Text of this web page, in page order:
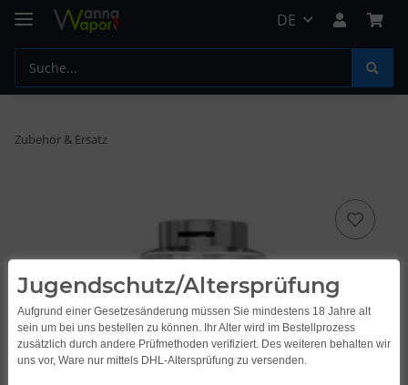
DE
Zubehör & Ersatz
Jugendschutz/Altersprüfung
Aufgrund einer Gesetzesänderung müssen Sie mindestens 18 Jahre alt
sein um bei uns bestellen zu können. Ihr Alter wird im Bestellprozess
zusätzlich durch andere Prüfmethoden verifiziert. Des weiteren behalten wir
uns vor, Ware nur mittels DHL-Altersprüfung zu versenden.